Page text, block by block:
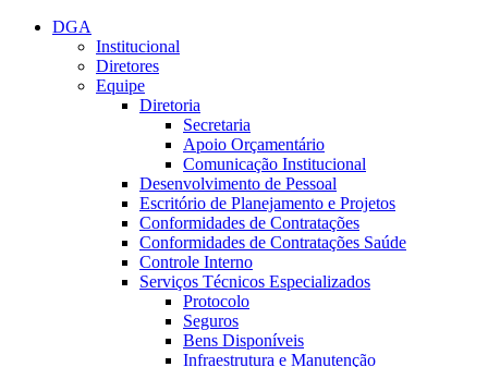
Conteúdo principal
DGA
Institucional
Diretores
Equipe
Diretoria
Secretaria
Apoio Orçamentário
Comunicação Institucional
Desenvolvimento de Pessoal
Escritório de Planejamento e Projetos
Conformidades de Contratações
Conformidades de Contratações Saúde
Controle Interno
Serviços Técnicos Especializados
Protocolo
Seguros
Bens Disponíveis
Infraestrutura e Manutenção